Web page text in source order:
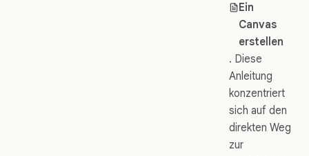
Ein
Canvas
erstellen
. Diese
Anleitung
konzentriert
sich auf den
direkten Weg
zur